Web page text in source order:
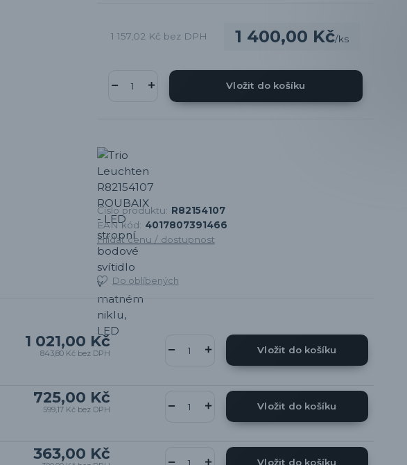
1 400,00 Kč/ks
1 157,02 Kč bez DPH
Vložit do košíku
Číslo produktu: R82154107
EAN kód: 4017807391466
Hlídat cenu / dostupnost
Do oblíbených
1 021,00 Kč
843,80 Kč bez DPH Vložit do košíku
725,00 Kč
599,17 Kč bez DPH Vložit do košíku
363,00 Kč Vložit do košíku